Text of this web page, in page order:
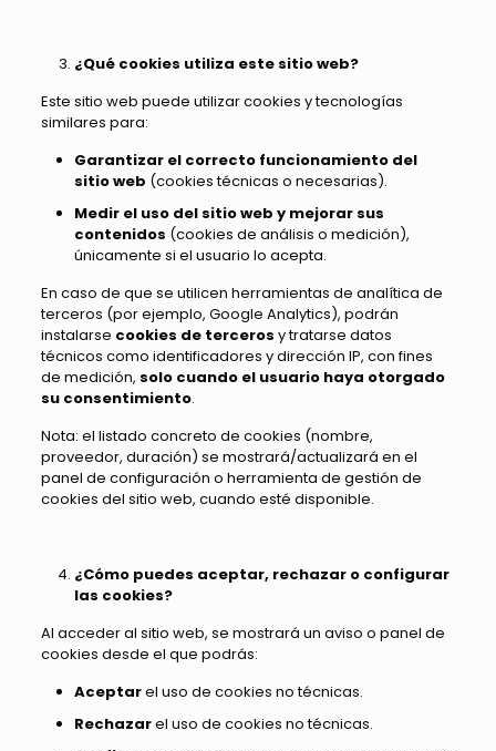
¿Qué cookies utiliza este sitio web?
Este sitio web puede utilizar cookies y tecnologías
similares para:
Garantizar el correcto funcionamiento del
sitio web (cookies técnicas o necesarias).
Medir el uso del sitio web y mejorar sus
contenidos (cookies de análisis o medición),
únicamente si el usuario lo acepta.
En caso de que se utilicen herramientas de analítica de
terceros (por ejemplo, Google Analytics), podrán
instalarse cookies de terceros y tratarse datos
técnicos como identificadores y dirección IP, con fines
de medición, solo cuando el usuario haya otorgado
su consentimiento.
Nota: el listado concreto de cookies (nombre,
proveedor, duración) se mostrará/actualizará en el
panel de configuración o herramienta de gestión de
cookies del sitio web, cuando esté disponible.
¿Cómo puedes aceptar, rechazar o configurar
las cookies?
Al acceder al sitio web, se mostrará un aviso o panel de
cookies desde el que podrás:
Aceptarel uso de cookies no técnicas.
Rechazarel uso de cookies no técnicas.